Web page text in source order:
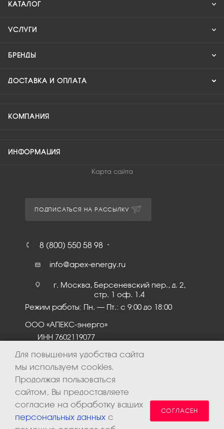
КАТАЛОГ
УСЛУГИ
БРЕНДЫ
ДОСТАВКА И ОПЛАТА
КОМПАНИЯ
ИНФОРМАЦИЯ
Карта сайта
ПОДПИСАТЬСЯ НА РАССЫЛКУ
8 (800) 550 58 98
info@apex-energy.ru
г. Москва, Берсеневский пер., д. 2,
стр. 1 оф. 1.4
Режим работы: Пн. – Пт.: с 9:00 до 18:00
ООО «АПЕКС-энерго»
ИНН 7602119077
Для повышения удобства сайта
мы используем cookies.
Продолжая пользоваться
сайтом, Вы предоставляете
согласие на обработку ваших
персональных данных с
СОГЛАСЕН